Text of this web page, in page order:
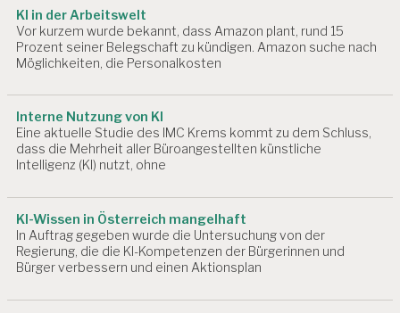
B
D
I
G
G
E
R
B
EI
T
o
n
KI in der Arbeitswelt
Vor kurzem wurde bekannt, dass Amazon plant, rund 15
Prozent seiner Belegschaft zu kündigen. Amazon suche nach
Möglichkeiten, die Personalkosten
Interne Nutzung von KI
Eine aktuelle Studie des IMC Krems kommt zu dem Schluss,
dass die Mehrheit aller Büroangestellten künstliche
Intelligenz (KI) nutzt, ohne
KI-Wissen in Österreich mangelhaft
In Auftrag gegeben wurde die Untersuchung von der
Regierung, die die KI-Kompetenzen der Bürgerinnen und
Bürger verbessern und einen Aktionsplan